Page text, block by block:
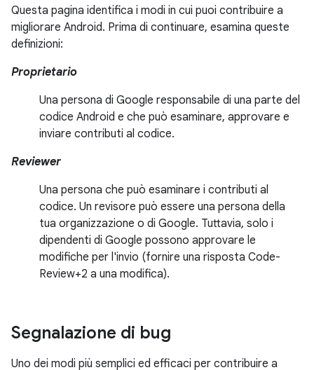
Questa pagina identifica i modi in cui puoi contribuire a
migliorare Android. Prima di continuare, esamina queste
definizioni:
Proprietario
Una persona di Google responsabile di una parte del
codice Android e che può esaminare, approvare e
inviare contributi al codice.
Reviewer
Una persona che può esaminare i contributi al
codice. Un revisore può essere una persona della
tua organizzazione o di Google. Tuttavia, solo i
dipendenti di Google possono approvare le
modifiche per l'invio (fornire una risposta Code-
Review+2 a una modifica).
Segnalazione di bug
Uno dei modi più semplici ed efficaci per contribuire a